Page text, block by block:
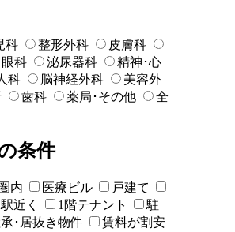
科 整形外科
皮膚科
眼科 泌尿器科
精神･心
科 脳神経外科
美容外
歯科 薬局･その他
全
条件
内 医療ビル
戸建て
駅近く 1階テナント
駐
･居抜き物件
賃料が割安